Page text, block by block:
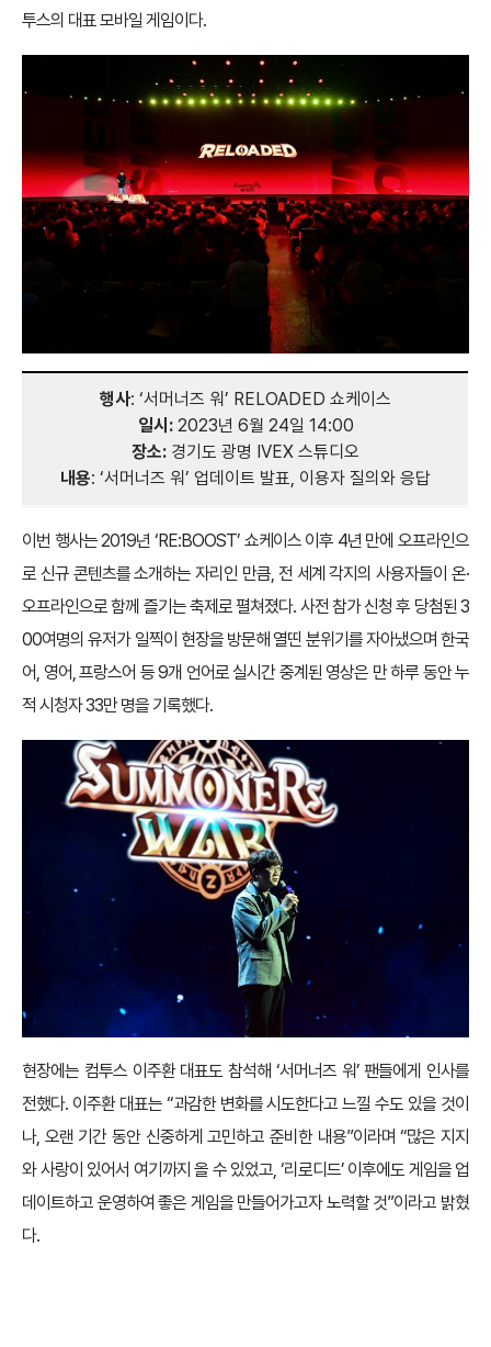
투스의 대표 모바일 게임이다.
행사: ‘서머너즈 워’ RELOADED 쇼케이스
일시:2023년 6월 24일 14:00
장소: 경기도 광명 IVEX 스튜디오
내용: ‘서머너즈 워’ 업데이트 발표, 이용자 질의와 응답
이번 행사는 2019년 ‘RE:BOOST’ 쇼케이스 이후 4년 만에 오프라인으
로 신규 콘텐츠를 소개하는 자리인 만큼, 전 세계 각지의 사용자들이 온·
오프라인으로 함께 즐기는 축제로 펼쳐졌다. 사전 참가 신청 후 당첨된 3
00여명의 유저가 일찍이 현장을 방문해 열띤 분위기를 자아냈으며 한국
어, 영어, 프랑스어 등 9개 언어로 실시간 중계된 영상은 만 하루 동안 누
적 시청자 33만 명을 기록했다.
현장에는 컴투스 이주환 대표도 참석해 ‘서머너즈 워’ 팬들에게 인사를
전했다. 이주환 대표는 “과감한 변화를 시도한다고 느낄 수도 있을 것이
나, 오랜 기간 동안 신중하게 고민하고 준비한 내용”이라며 “많은 지지
와 사랑이 있어서 여기까지 올 수 있었고, ‘리로디드’ 이후에도 게임을 업
데이트하고 운영하여 좋은 게임을 만들어가고자 노력할 것”이라고 밝혔
다.